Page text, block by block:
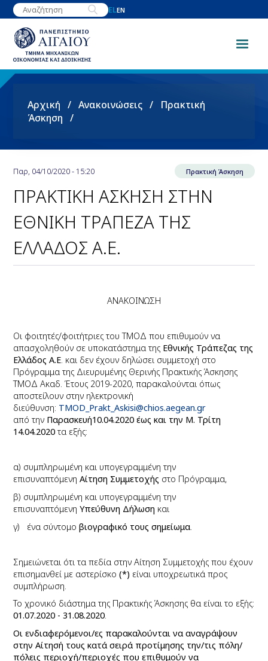
Παράκαμψη
προς
κυρίως
περιεχόμενο
ELEN
Breadcrumb
Αρχική Ανακοινώσεις
Πρακτική
Άσκηση
Παρ, 04/10/2020 - 15:20 Πρακτική Άσκηση
ΠΡΑΚΤΙΚΗ ΑΣΚΗΣΗ ΣΤΗΝ
ΕΘΝΙΚΗ ΤΡΑΠΕΖΑ ΤΗΣ
ΕΛΛΑΔΟΣ Α.Ε.
ΑΝΑΚΟΙΝΩΣΗ
Οι φοιτητές/φοιτήτριες του ΤΜΟΔ που επιθυμούν να
απασχοληθούν σε υποκατάστημα της Εθνικής Τράπεζας της
Ελλάδος Α.Ε. και δεν έχουν δηλώσει συμμετοχή στο
Πρόγραμμα της Διευρυμένης Θερινής Πρακτικής Άσκησης
ΤΜΟΔ Ακαδ. Έτους 2019-2020, παρακαλούνται όπως
αποστείλουν στην ηλεκτρονική
διεύθυνση: TMOD_Prakt_Askisi@chios.aegean.gr
από την Παρασκευή10.04.2020 έως και την Μ. Τρίτη
14.04.2020τα εξής:
α) συμπληρωμένη και υπογεγραμμένη την
επισυναπτόμενηΑίτηση Συμμετοχής στο Πρόγραμμα,
β) συμπληρωμένη και υπογεγραμμένη την
επισυναπτόμενηΥπεύθυνη Δήλωση και
γ) ένα σύντομοβιογραφικό τους σημείωμα
Σημειώνεται ότι τα πεδία στην Αίτηση Συμμετοχής που έχουν
επισημανθεί με αστερίσκο(*) είναι υποχρεωτικά προς
συμπλήρωση.
Το χρονικό διάστημα της Πρακτικής Άσκησης θα είναι το εξής:
01.07.2020 - 31.08.2020.
Οι ενδιαφερόμενοι/ες παρακαλούνται να αναγράψουν
στην Αίτησή τους κατά σειρά προτίμησης την/τις πόλη/
πόλεις περιοχή/περιοχές που επιθυμούν να